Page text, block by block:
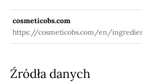
cosmeticobs.com
https://cosmeticobs.com/en/
326
Źródła danych